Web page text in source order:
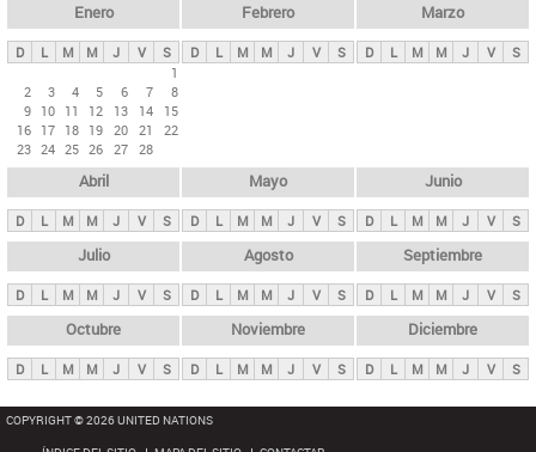
ds
p
n
i
p
a
l
s
Enero
D L M M J V
S
1
2
3 4 5 6 7
8
9 10 11 12 13 14
15
16 17 18 19 20 21
22
23 24 25 26 27 28
Febrero
D L M M J V S
Marzo
D L M M J V S
Abril
D L M M J V S
Mayo
D L M M J V S
Junio
D L M M J V S
Julio
D L M M J V S
Agosto
D L M M J V S
Septiembre
D L M M J V S
Octubre
D L M M J V S
Noviembre
D L M M J V S
Diciembre
D L M M J V S
COPYRIGHT © 2026 UNITED NATIONS